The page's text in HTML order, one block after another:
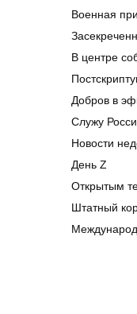
Военная
В центре
Добров в
Служу
Новости
День Z
Открытым
Штатный